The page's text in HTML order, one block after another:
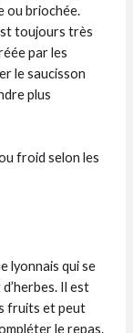
ou briochée.
toujours très
par les
le saucisson
plus
froid selon les
lyonnais qui se
Il est
fruits et peut
le repas.